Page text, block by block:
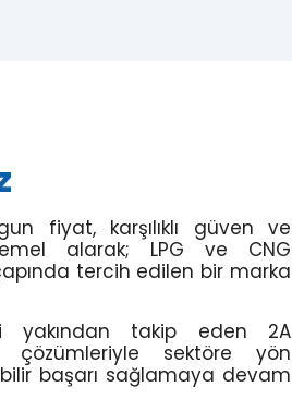
fiyat, karşılıklı güven ve
alarak; LPG ve CNG
tercih edilen bir marka
yakından takip eden 2A
çözümleriyle sektöre yön
başarı sağlamaya devam